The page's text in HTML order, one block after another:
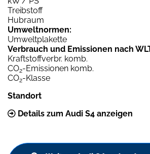
Treibstoff
Hubraum
Umweltnormen:
Umweltplakette
Verbrauch und Emissionen nach
Kraftstoffverbr. komb.
CO2-Emissionen komb.
CO2-Klasse
Standort
Details zum Audi S4 anzeigen